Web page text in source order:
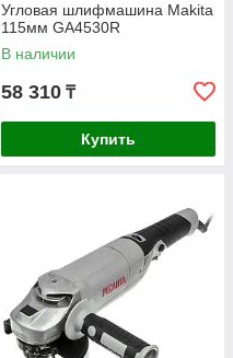
Угловая шлифмашина Makita
115мм GA4530R
В наличии
58 310 ₸
Купить